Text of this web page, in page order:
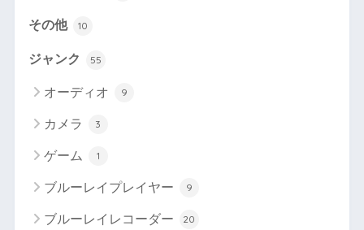
その他 10
ジャンク 55
オーディオ 9
カメラ 3
ゲーム 1
ブルーレイプレイヤー 9
ブルーレイレコーダー 20